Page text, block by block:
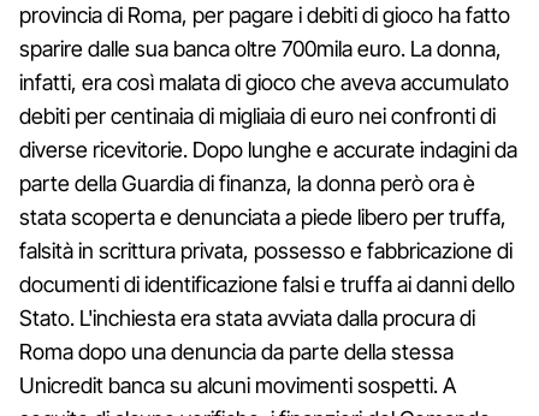
provincia di Roma, per pagare i debiti di gioco ha fatto
sparire dalle sua banca oltre 700mila euro. La donna,
infatti, era così malata di gioco che aveva accumulato
debiti per centinaia di migliaia di euro nei confronti di
diverse ricevitorie. Dopo lunghe e accurate indagini da
parte della Guardia di finanza, la donna però ora è
stata scoperta e denunciata a piede libero per truffa,
falsità in scrittura privata, possesso e fabbricazione di
documenti di identificazione falsi e truffa ai danni dello
Stato. L'inchiesta era stata avviata dalla procura di
Roma dopo una denuncia da parte della stessa
Unicredit banca su alcuni movimenti sospetti. A